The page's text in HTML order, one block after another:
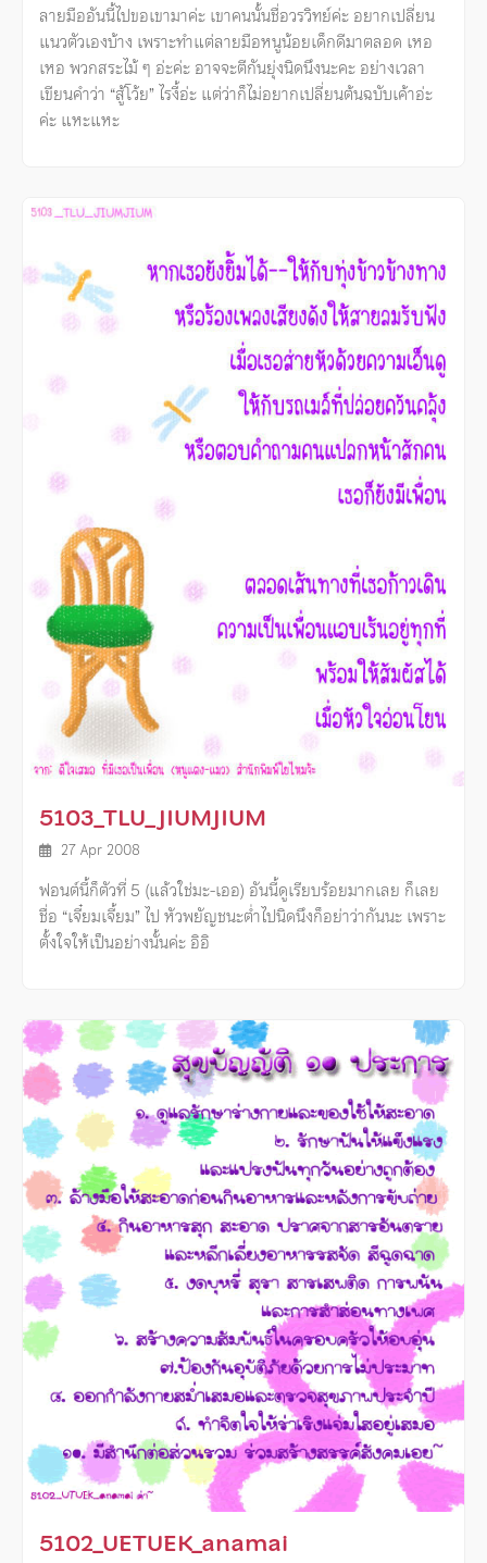
ลายมืออันนี้ไปขอเขามาค่ะ เขาคนนั้นชื่อวรวิทย์ค่ะ อยากเปลี่ยน
แนวตัวเองบ้าง เพราะทําแต่ลายมือหนูน้อยเด็กดีมาตลอด เหอ
เหอ พวกสระไม้ ๆ อ่ะค่ะ อาจจะตีกันยุ่งนิดนึงนะคะ อย่างเวลา
เขียนคําว่า “สู้โว้ย” ไรงี้อ่ะ แต่ว่าก็ไม่อยากเปลี่ยนต้นฉบับเค้าอ่ะ
ค่ะ แหะแหะ
5103_TLU_JIUMJIUM
27 Apr 2008
ฟอนต์นี้ก็ตัวที่ 5 (แล้วใช่มะ-เออ) อันนี้ดูเรียบร้อยมากเลย ก็เลย
ชื่อ “เจี๋ยมเจี้ยม” ไป หัวพยัญชนะตํ่าไปนิดนึงก็อย่าว่ากันนะ เพราะ
ตั้งใจให้เป็นอย่างนั้นค่ะ อิอิ
5102_UETUEK_anamai